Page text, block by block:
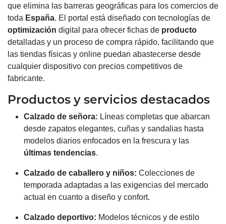
que elimina las barreras geográficas para los comercios de
toda España. El portal está diseñado con tecnologías de
optimización digital para ofrecer fichas de producto
detalladas y un proceso de compra rápido, facilitando que
las tiendas físicas y online puedan abastecerse desde
cualquier dispositivo con precios competitivos de
fabricante.
Productos y servicios destacados
Calzado de señora: Líneas completas que abarcan
desde zapatos elegantes, cuñas y sandalias hasta
modelos diarios enfocados en la frescura y las
últimas tendencias.
Calzado de caballero y niños: Colecciones de
temporada adaptadas a las exigencias del mercado
actual en cuanto a diseño y confort.
Calzado deportivo: Modelos técnicos y de estilo